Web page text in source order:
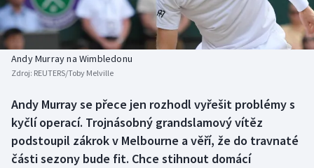
Basketbal
Biatlon
Box
Curling
Historické návraty
Aplikace ČT sport
Andy Murray na Wimbledonu
Zdroj: REUTERS/Toby Melville
Andy Murray se přece jen rozhodl vyřešit problémy s
kyčlí operací. Trojnásobný grandslamový vítěz
podstoupil zákrok v Melbourne a věří, že do travnaté
části sezony bude fit. Chce stihnout domácí